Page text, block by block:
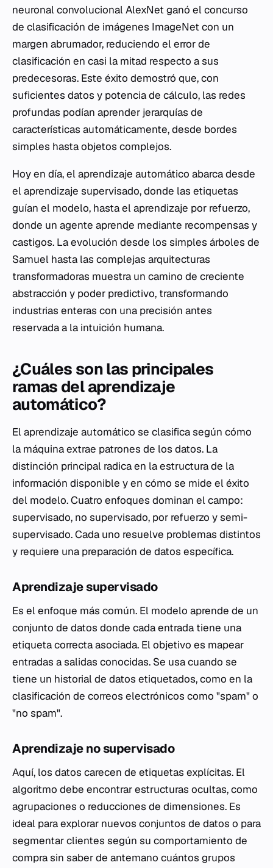
neuronal convolucional AlexNet ganó el concurso
de clasificación de imágenes ImageNet con un
margen abrumador, reduciendo el error de
clasificación en casi la mitad respecto a sus
predecesoras. Este éxito demostró que, con
suficientes datos y potencia de cálculo, las redes
profundas podían aprender jerarquías de
características automáticamente, desde bordes
simples hasta objetos complejos.
Hoy en día, el aprendizaje automático abarca desde
el aprendizaje supervisado, donde las etiquetas
guían el modelo, hasta el aprendizaje por refuerzo,
donde un agente aprende mediante recompensas y
castigos. La evolución desde los simples árboles de
Samuel hasta las complejas arquitecturas
transformadoras muestra un camino de creciente
abstracción y poder predictivo, transformando
industrias enteras con una precisión antes
reservada a la intuición humana.
¿Cuáles son las principales
ramas del aprendizaje
automático?
El aprendizaje automático se clasifica según cómo
la máquina extrae patrones de los datos. La
distinción principal radica en la estructura de la
información disponible y en cómo se mide el éxito
del modelo. Cuatro enfoques dominan el campo:
supervisado, no supervisado, por refuerzo y semi-
supervisado. Cada uno resuelve problemas distintos
y requiere una preparación de datos específica.
Aprendizaje supervisado
Es el enfoque más común. El modelo aprende de un
conjunto de datos donde cada entrada tiene una
etiqueta correcta asociada. El objetivo es mapear
entradas a salidas conocidas. Se usa cuando se
tiene un historial de datos etiquetados, como en la
clasificación de correos electrónicos como "spam" o
"no spam".
Aprendizaje no supervisado
Aquí, los datos carecen de etiquetas explícitas. El
algoritmo debe encontrar estructuras ocultas, como
agrupaciones o reducciones de dimensiones. Es
ideal para explorar nuevos conjuntos de datos o para
segmentar clientes según su comportamiento de
compra sin saber de antemano cuántos grupos